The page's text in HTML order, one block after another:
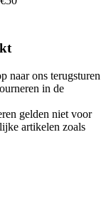
naar ons terugsturen
in de
gelden niet voor
artikelen zoals